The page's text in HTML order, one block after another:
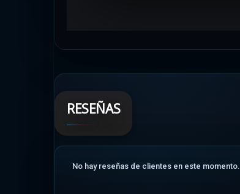
RESEÑAS
No hay reseñas de clientes en este momento.